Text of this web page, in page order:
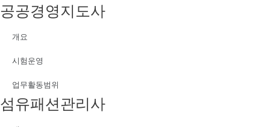
공공경영지도사
개요
시험운영
업무활동범위
섬유패션관리사